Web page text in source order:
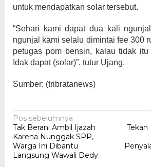
untuk mendapatkan solar tersebut.
“Sehari kami dapat dua kali
ngunjal kami selalu dimintai fee 300
petugas pom bensin, kalau tidak itu
Idak dapat (solar)”. tutur Ujang.
Sumber: (tribratanews)
Navigasi
pos
Pos sebelumnya
Tak Berani Ambil Ijazah
Karena Nunggak SPP,
Warga Ini Dibantu
Langsung Wawali Dedy
Tekan